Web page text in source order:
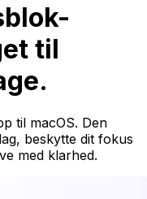
til
til macOS. Den
beskytte dit fokus
med klarhed.